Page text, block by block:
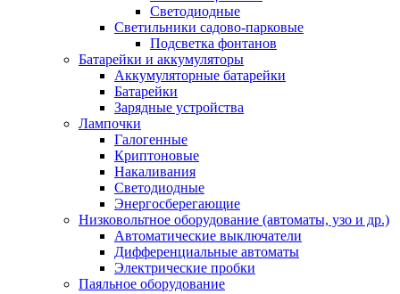
Светодиодные
Светильники садово-парковые
Подсветка фонтанов
Батарейки и аккумуляторы
Аккумуляторные батарейки
Батарейки
Зарядные устройства
Лампочки
Галогенные
Криптоновые
Накаливания
Светодиодные
Энергосберегающие
Низковольтное оборудование (автоматы, узо и др.)
Автоматические выключатели
Дифференциальные автоматы
Электрические пробки
Паяльное оборудование